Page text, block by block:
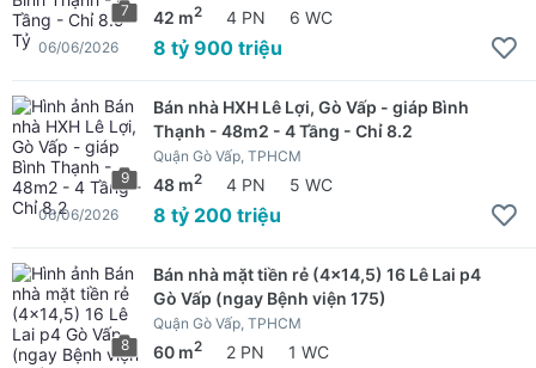
7 42 m2 4 PN 6 WC
8 tỷ 900 triệu
06/06/2026
9
Bán nhà HXH Lê Lợi, Gò Vấp - giáp Bình
Thạnh - 48m2 - 4 Tầng - Chỉ 8.2
Quận Gò Vấp, TPHCM
48 m2 4 PN 5 WC
8 tỷ 200 triệu
06/06/2026
8
Bán nhà mặt tiền rẻ (4x14,5) 16 Lê Lai p4
Gò Vấp (ngay Bệnh viện 175)
Quận Gò Vấp, TPHCM
60 m2 2 PN 1 WC